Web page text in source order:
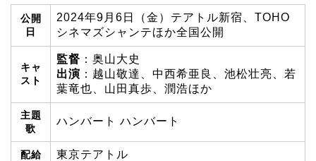
公開
日
2024年9月6日（金）テアトル新宿、TOHO
シネマズシャンテほか全国公開
キャ
スト
監督 ：奥山大史
出演 ：越山敬達、中西希亜良、池松壮亮、若
葉竜也、山田真歩、潤浩ほか
主題
歌
ハンバート ハンバート
配給 東京テアトル